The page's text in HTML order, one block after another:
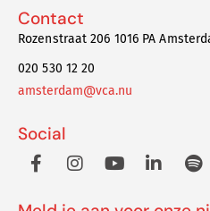
Contact
Rozenstraat 206 1016 PA
020 530 12 20
amsterdam@vca.nu
Social